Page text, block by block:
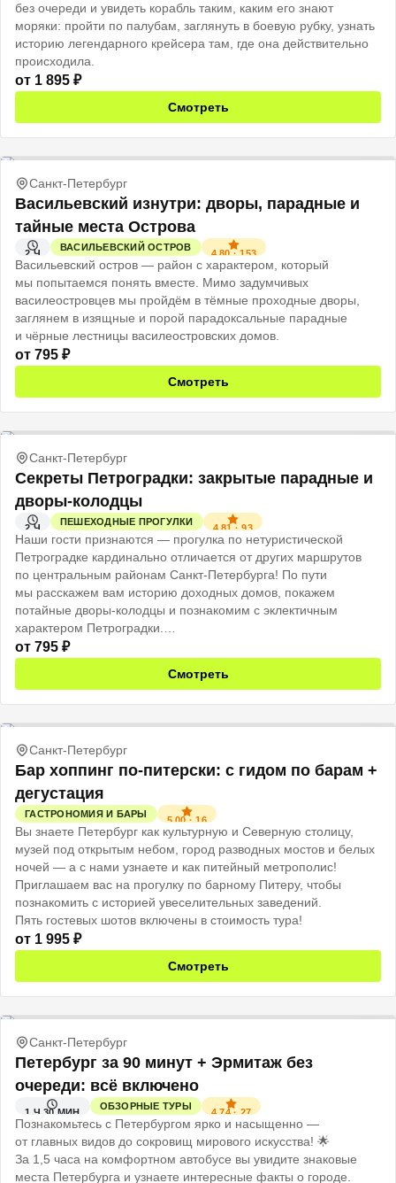
без очереди и увидеть корабль таким, каким его знают
моряки: пройти по палубам, заглянуть в боевую рубку, узнать
историю легендарного крейсера там, где она действительно
происходила.
от 1 895 ₽
Смотреть
Санкт-Петербург
Васильевский изнутри: дворы, парадные и
тайные места Острова
2 Ч
ВАСИЛЬЕВСКИЙ ОСТРОВ
4.80·153
Васильевский остров — район с характером, который
мы попытаемся понять вместе. Мимо задумчивых
василеостровцев мы пройдём в тёмные проходные дворы,
заглянем в изящные и порой парадоксальные парадные
и чёрные лестницы василеостровских домов.
от 795 ₽
Смотреть
Санкт-Петербург
Секреты Петроградки: закрытые парадные и
дворы-колодцы
2 Ч
ПЕШЕХОДНЫЕ ПРОГУЛКИ
4.81 ·93
Наши гости признаются — прогулка по нетуристической
Петроградке кардинально отличается от других маршрутов
по центральным районам Санкт-Петербурга! По пути
мы расскажем вам историю доходных домов, покажем
потайные дворы-колодцы и познакомим с эклектичным
характером Петроградки.
от 795 ₽
Смотреть
Санкт-Петербург
Бар хоппинг по-питерски: с гидом по барам +
дегустация
ГАСТРОНОМИЯ И БАРЫ
5.00 ·16
Вы знаете Петербург как культурную и Северную столицу,
музей под открытым небом, город разводных мостов и белых
ночей — а с нами узнаете и как питейный метрополис!
Приглашаем вас на прогулку по барному Питеру, чтобы
познакомить с историей увеселительных заведений.
Пять гостевых шотов включены в стоимость тура!
от 1 995 ₽
Смотреть
Санкт-Петербург
Петербург за 90 минут + Эрмитаж без
очереди: всё включено
1 Ч 30 МИН
ОБЗОРНЫЕ ТУРЫ
4.74· 27
Познакомьтесь с Петербургом ярко и насыщенно —
от главных видов до сокровищ мирового искусства! 🌟
За 1,5 часа на комфортном автобусе вы увидите знаковые
места Петербурга и узнаете интересные факты о городе.